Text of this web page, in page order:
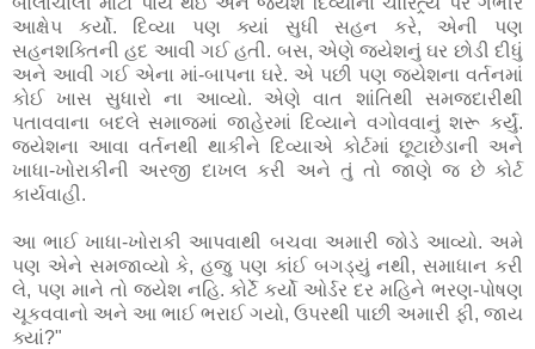
આક્ષેપ કર્યો. દિવ્યા પણ ક્યાં સુધી સહન કરે, એની પણ
સહનશક્તિની હદ આવી ગઈ હતી. બસ, એણે જયેશનું ઘર છોડી દીધું
અને આવી ગઈ એના માં-બાપના ઘરે. એ પછી પણ જયેશના વર્તનમાં
કોઈ ખાસ સુધારો ના આવ્યો. એણે વાત શાંતિથી સમજ્દારીથી
પતાવવાના બદલે સમાજમાં જાહેરમાં દિવ્યાને વગોવવાનું શરૂ કર્યું.
જયેશના આવા વર્તનથી થાકીને દિવ્યાએ કોર્ટમાં છૂટાછેડાની અને
ખાધા-ખોરાકીની અરજી દાખલ કરી અને તું તો જાણે જ છે કોર્ટ
કાર્યવાહી.
આ ભાઈ ખાધા-ખોરાકી આપવાથી બચવા અમારી જોડે આવ્યો. અમે
પણ એને સમજાવ્યો કે, હજુ પણ કાંઈ બગડ્યું નથી, સમાધાન કરી
લે, પણ માને તો જયેશ નહિ. કોર્ટે કર્યો ઓર્ડર દર મહિને ભરણ-પોષણ
ચૂકવવાનો અને આ ભાઈ ભરાઈ ગયો, ઉપરથી પાછી અમારી ફી, જાય
ક્યાં?"